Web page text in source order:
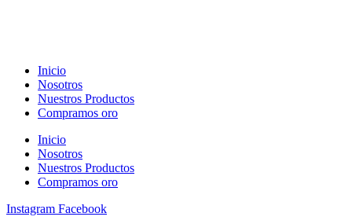
Inicio
Nosotros
Nuestros Productos
Compramos oro
Inicio
Nosotros
Nuestros Productos
Compramos oro
Instagram Facebook